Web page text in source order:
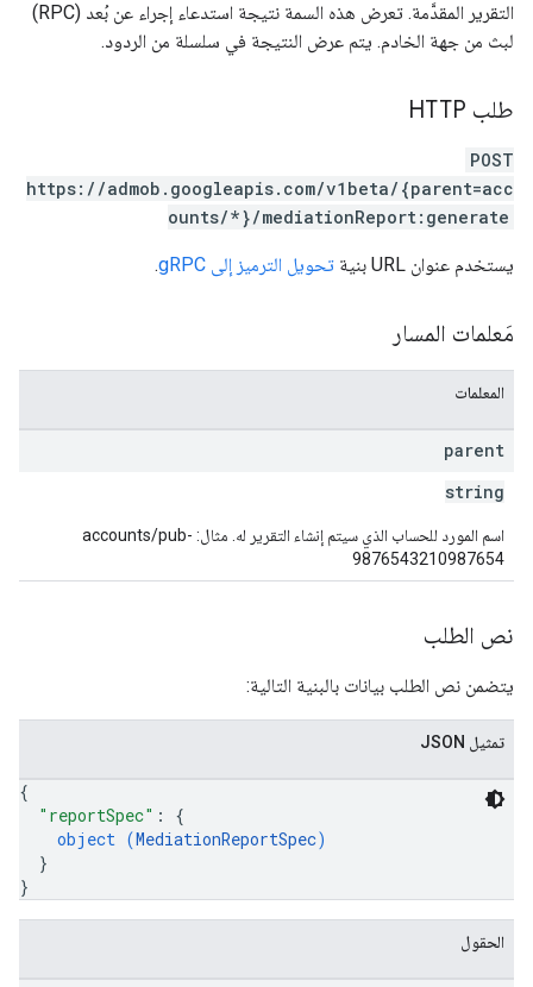
التقرير المقدَّمة. تعرض هذه السمة نتيجة استدعاء إجراء عن بُعد (RPC)
لبث من جهة الخادم. يتم عرض النتيجة في سلسلة من الردود.
طلب HTTP
POST
https://admob.googleapis.com/v1beta/{parent=acc
ounts/*}/mediationReport:generate
يستخدم عنوان URL بنية تحويل الترميز إلى gRPC .
مَعلمات المسار
المعلمات
parent
string
اسم المورد للحساب الذي سيتم إنشاء التقرير له. مثال: accounts/pub-
9876543210987654
نص الطلب
يتضمن نص الطلب بيانات بالبنية التالية:
تمثيل JSON
{
"reportSpec" : {
object (MediationReportSpec)
}
}
الحقول